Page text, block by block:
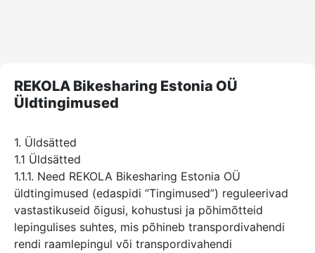
REKOLA Bikesharing Estonia OÜ
Üldtingimused
1. Üldsätted
1.1 Üldsätted
1.1.1. Need REKOLA Bikesharing Estonia OÜ
üldtingimused (edaspidi “Tingimused”) reguleerivad
vastastikuseid õigusi, kohustusi ja põhimõtteid
lepingulises suhtes, mis põhineb transpordivahendi
rendi raamlepingul või transpordivahendi